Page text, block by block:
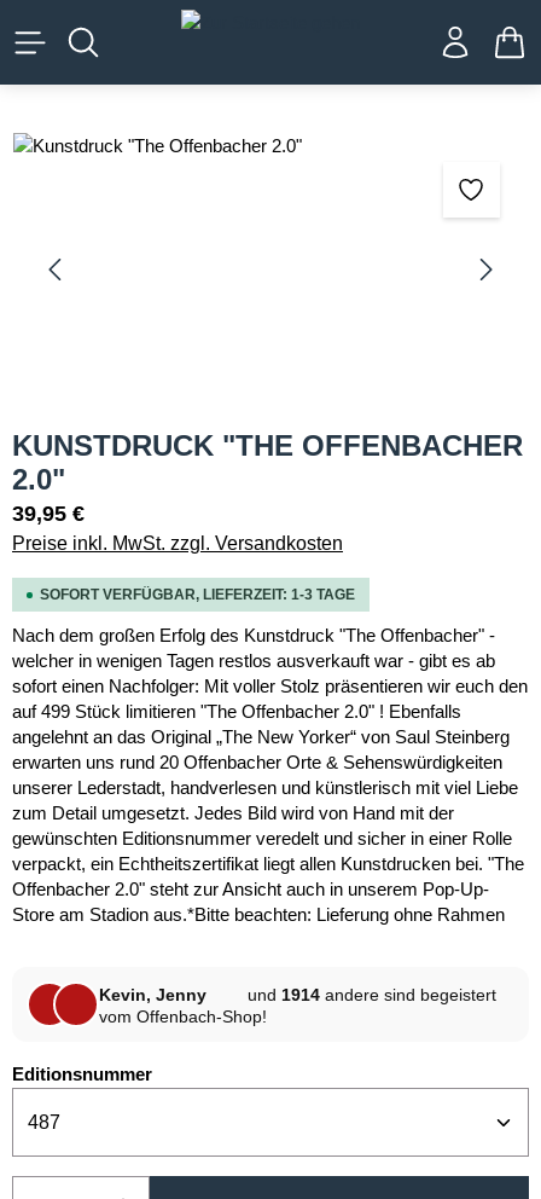
springen
Bildergalerie überspringen
KUNSTDRUCK "THE OFFENBACHER
2.0"
39,95 €
Preise inkl. MwSt. zzgl. Versandkosten
SOFORT VERFÜGBAR, LIEFERZEIT: 1-3 TAGE
Nach dem großen Erfolg des Kunstdruck "The Offenbacher" -
welcher in wenigen Tagen restlos ausverkauft war - gibt es ab
sofort einen Nachfolger: Mit voller Stolz präsentieren wir euch den
auf 499 Stück limitieren "The Offenbacher 2.0" ! Ebenfalls
angelehnt an das Original „The New Yorker“ von Saul Steinberg
erwarten uns rund 20 Offenbacher Orte & Sehenswürdigkeiten
unserer Lederstadt, handverlesen und künstlerisch mit viel Liebe
zum Detail umgesetzt. Jedes Bild wird von Hand mit der
gewünschten Editionsnummer veredelt und sicher in einer Rolle
verpackt, ein Echtheitszertifikat liegt allen Kunstdrucken bei. "The
Offenbacher 2.0" steht zur Ansicht auch in unserem Pop-Up-
Store am Stadion aus.*Bitte beachten: Lieferung ohne Rahmen
Kevin, Jenny und 1914 andere sind begeistert
vom Offenbach-Shop!
Editionsnummerauswählen